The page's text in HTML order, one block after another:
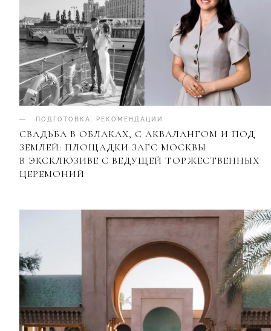
ПОДГОТОВКА РЕКОМЕНДАЦИИ
СВАДЬБА В ОБЛАКАХ, С АКВАЛАНГОМ И ПОД
ЗЕМЛЕЙ: ПЛОЩАДКИ ЗАГС МОСКВЫ
В ЭКСКЛЮЗИВЕ С ВЕДУЩЕЙ ТОРЖЕСТВЕННЫХ
ЦЕРЕМОНИЙ